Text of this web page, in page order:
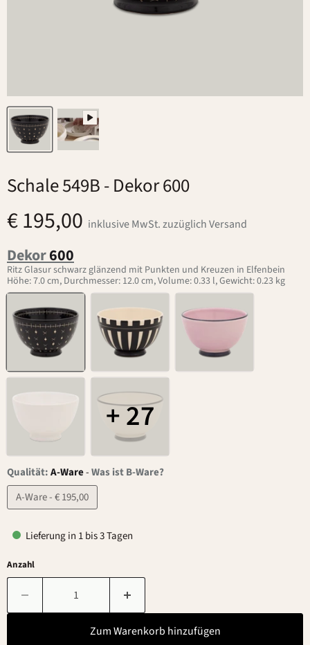
Schale 549B- Dekor 600
€ 195,00 inklusive MwSt. zuzüglich Versand
Dekor600
Ritz Glasur schwarz glänzend mit Punkten und Kreuzen in Elfenbein
Höhe: 7.0 cm, Durchmesser: 12.0 cm, Volume: 0.33 l, Gewicht: 0.23 kg
+ 27
Qualität:A-Ware-Was ist B-Ware?
A-Ware - € 195,00
Lieferung in 1 bis 3 Tagen
Anzahl
Zum Warenkorb hinzufügen